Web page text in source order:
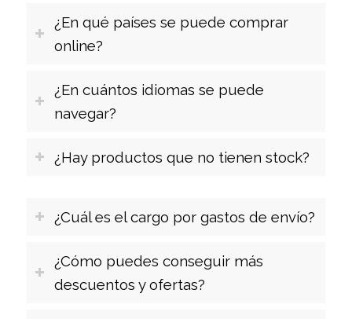
¿En qué países se puede comprar
online?
¿En cuántos idiomas se puede
navegar?
¿Hay productos que no tienen stock?
¿Cuál es el cargo por gastos de envío?
¿Cómo puedes conseguir más
descuentos y ofertas?